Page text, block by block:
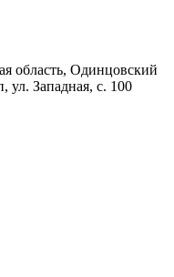
область, Одинцовский
ул. Западная, с. 100